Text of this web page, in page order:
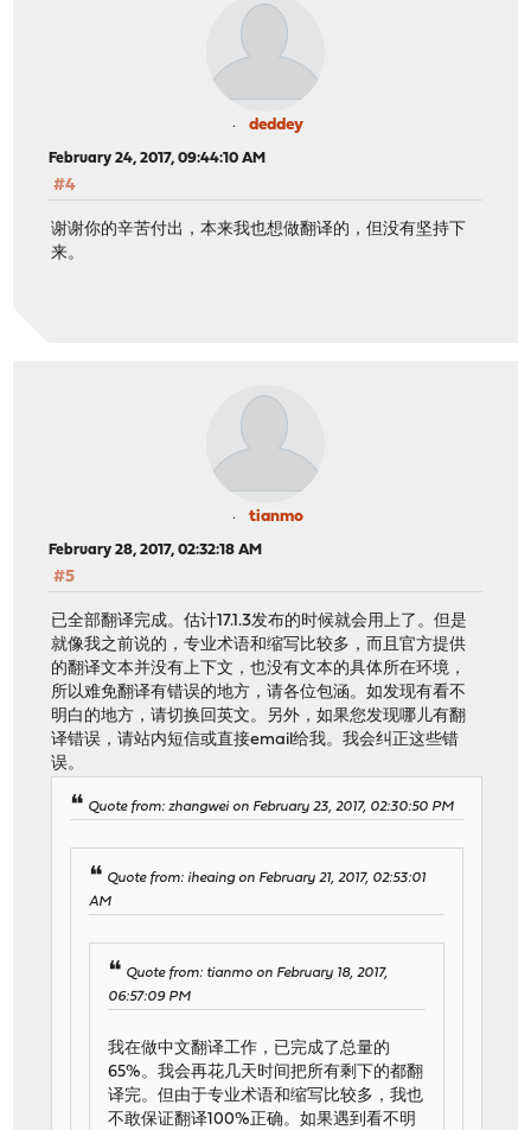
deddey
February 24, 2017, 09:44:10 AM
#4
谢谢你的辛苦付出，本来我也想做翻译的，但没有坚持下
来。
tianmo
February 28, 2017, 02:32:18 AM
#5
已全部翻译完成。估计17.1.3发布的时候就会用上了。但是
就像我之前说的，专业术语和缩写比较多，而且官方提供
的翻译文本并没有上下文，也没有文本的具体所在环境，
所以难免翻译有错误的地方，请各位包涵。如发现有看不
明白的地方，请切换回英文。另外，如果您发现哪儿有翻
译错误，请站内短信或直接email给我。我会纠正这些错
误。
Quote from: zhangwei on February 23, 2017, 02:30:50 PM
Quote from: iheaing on February 21, 2017, 02:53:01
AM
Quote from: tianmo on February 18, 2017,
06:57:09 PM
我在做中文翻译工作，已完成了总量的
65%。我会再花几天时间把所有剩下的都翻
译完。但由于专业术语和缩写比较多，我也
不敢保证翻译100%正确。如果遇到看不明